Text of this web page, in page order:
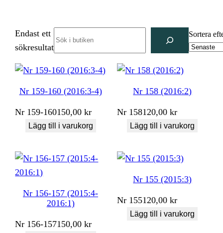
Endast ett
sökresultat
Sortera
Nr 159-160 (2016:3-4)
Nr 159-160150,00kr
Lägg till i varukorg
Nr 158 (2016:2)
Nr 158120,00kr
Lägg till i varukorg
Nr 156-157 (2015:4-
2016:1)
Nr 156-157150,00kr
Nr 155 (2015:3)
Nr 155120,00kr
Lägg till i varukorg